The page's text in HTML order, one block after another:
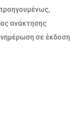
ανάκτησης
σε έκδοση